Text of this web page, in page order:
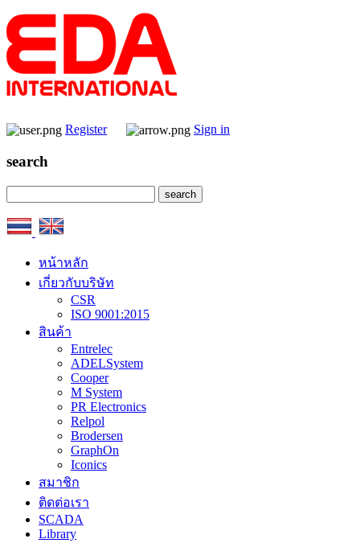
Register Sign in
search
หน้าหลัก
เกี่ยวกับบริษัท
CSR
ISO 9001:2015
สินค้า
Entrelec
ADELSystem
Cooper
M System
PR Electronics
Relpol
Brodersen
GraphOn
Iconics
สมาชิก
ติดต่อเรา
SCADA
Library